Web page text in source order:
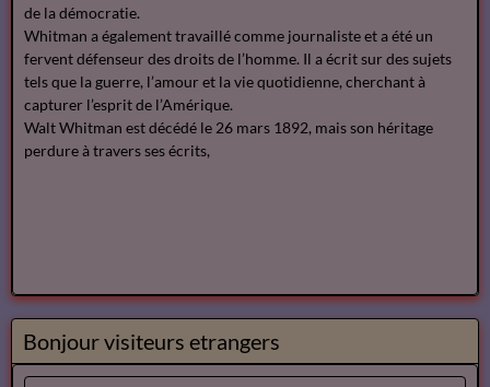
de la démocratie.
Whitman a également travaillé comme journaliste et a été un
fervent défenseur des droits de l’homme. Il a écrit sur des sujets
tels que la guerre, l’amour et la vie quotidienne, cherchant à
capturer l’esprit de l’Amérique.
Walt Whitman est décédé le 26 mars 1892, mais son héritage
perdure à travers ses écrits,
Bonjour visiteurs etrangers